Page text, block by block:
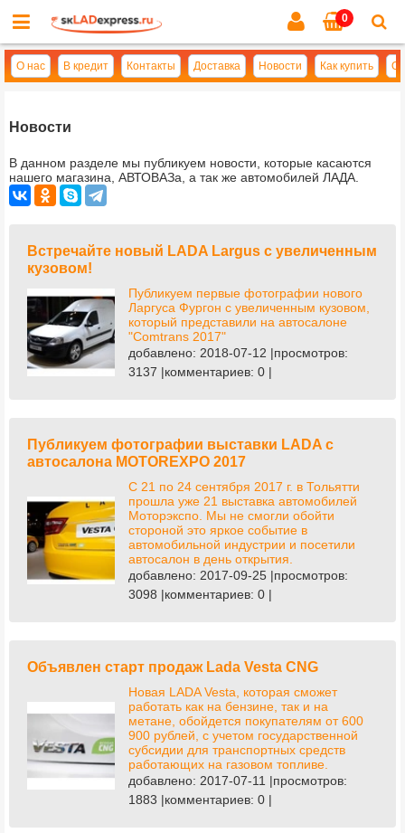
0
О нас В кредит Контакты Доставка Новости Как купить
Новости
В данном разделе мы публикуем новости, которые касаются
нашего магазина, АВТОВАЗа, а так же автомобилей ЛАДА.
Встречайте новый LADA Largus с увеличенным
кузовом!
Публикуем первые фотографии нового
Ларгуса Фургон с увеличенным кузовом,
который представили на автосалоне
"Comtrans 2017"
добавлено: 2018-07-12 |просмотров:
3137 |комментариев: 0 |
Публикуем фотографии выставки LADA с
автосалона MOTOREXPO 2017
С 21 по 24 сентября 2017 г. в Тольятти
прошла уже 21 выставка автомобилей
Моторэкспо. Мы не смогли обойти
стороной это яркое событие в
автомобильной индустрии и посетили
автосалон в день открытия.
добавлено: 2017-09-25 |просмотров:
3098 |комментариев: 0 |
Объявлен старт продаж Lada Vesta CNG
Новая LADA Vesta, которая сможет
работать как на бензине, так и на
метане, обойдется покупателям от 600
900 рублей, с учетом государственной
субсидии для транспортных средств
работающих на газовом топливе.
добавлено: 2017-07-11 |просмотров:
1883 |комментариев: 0 |